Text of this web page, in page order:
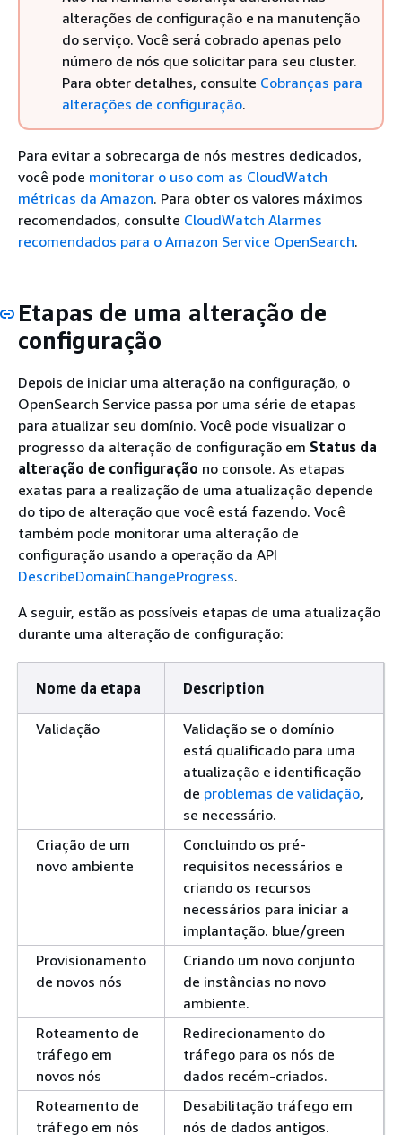
alterações de configuração e na manutenção
do serviço. Você será cobrado apenas pelo
número de nós que solicitar para seu cluster.
Para obter detalhes, consulte Cobranças para
alterações de configuração.
Para evitar a sobrecarga de nós mestres dedicados,
você pode monitorar o uso com as CloudWatch
métricas da Amazon. Para obter os valores máximos
recomendados, consulte CloudWatch Alarmes
recomendados para o Amazon Service OpenSearch.
Etapas de uma alteração de
configuração
Depois de iniciar uma alteração na configuração, o
OpenSearch Service passa por uma série de etapas
para atualizar seu domínio. Você pode visualizar o
progresso da alteração de configuração em Status da
alteração de configuração no console. As etapas
exatas para a realização de uma atualização depende
do tipo de alteração que você está fazendo. Você
também pode monitorar uma alteração de
configuração usando a operação da API
DescribeDomainChangeProgress.
A seguir, estão as possíveis etapas de uma atualização
durante uma alteração de configuração:
Nome da etapa Description
Validação
Validação se o domínio
está qualificado para uma
atualização e identificação
de problemas de validação,
se necessário.
Criação de um
novo ambiente
Concluindo os pré-
requisitos necessários e
criando os recursos
necessários para iniciar a
implantação. blue/green
Provisionamento
de novos nós
Criando um novo conjunto
de instâncias no novo
ambiente.
Roteamento de
tráfego em
novos nós
Redirecionamento do
tráfego para os nós de
dados recém-criados.
Roteamento de
tráfego em nós
Desabilitação tráfego em
nós de dados antigos.